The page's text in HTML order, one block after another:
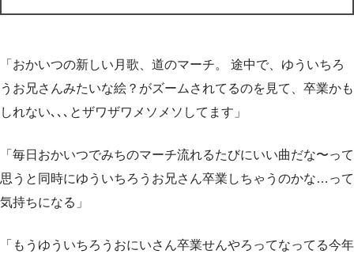
「おかいつの新しい月歌、道のマーチ。 途中で、ゆういちろ
うお兄さんみたいな絵？がズームされてるのを見て、卒業かも
しれない､､､とザワザワメソメソしてます」
「毎日おかいつでみちのマーチ流れるたびにいい曲だな〜って
思うと同時にゆういちろうお兄さん卒業しちゃうのかな…って
気持ちになる」
「もうゆういちろうおにいさん卒業せんやろってなってる今年